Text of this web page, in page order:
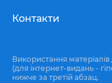
Контакти
Використання
(для інтернет-видань -
нижче за третій абзац.